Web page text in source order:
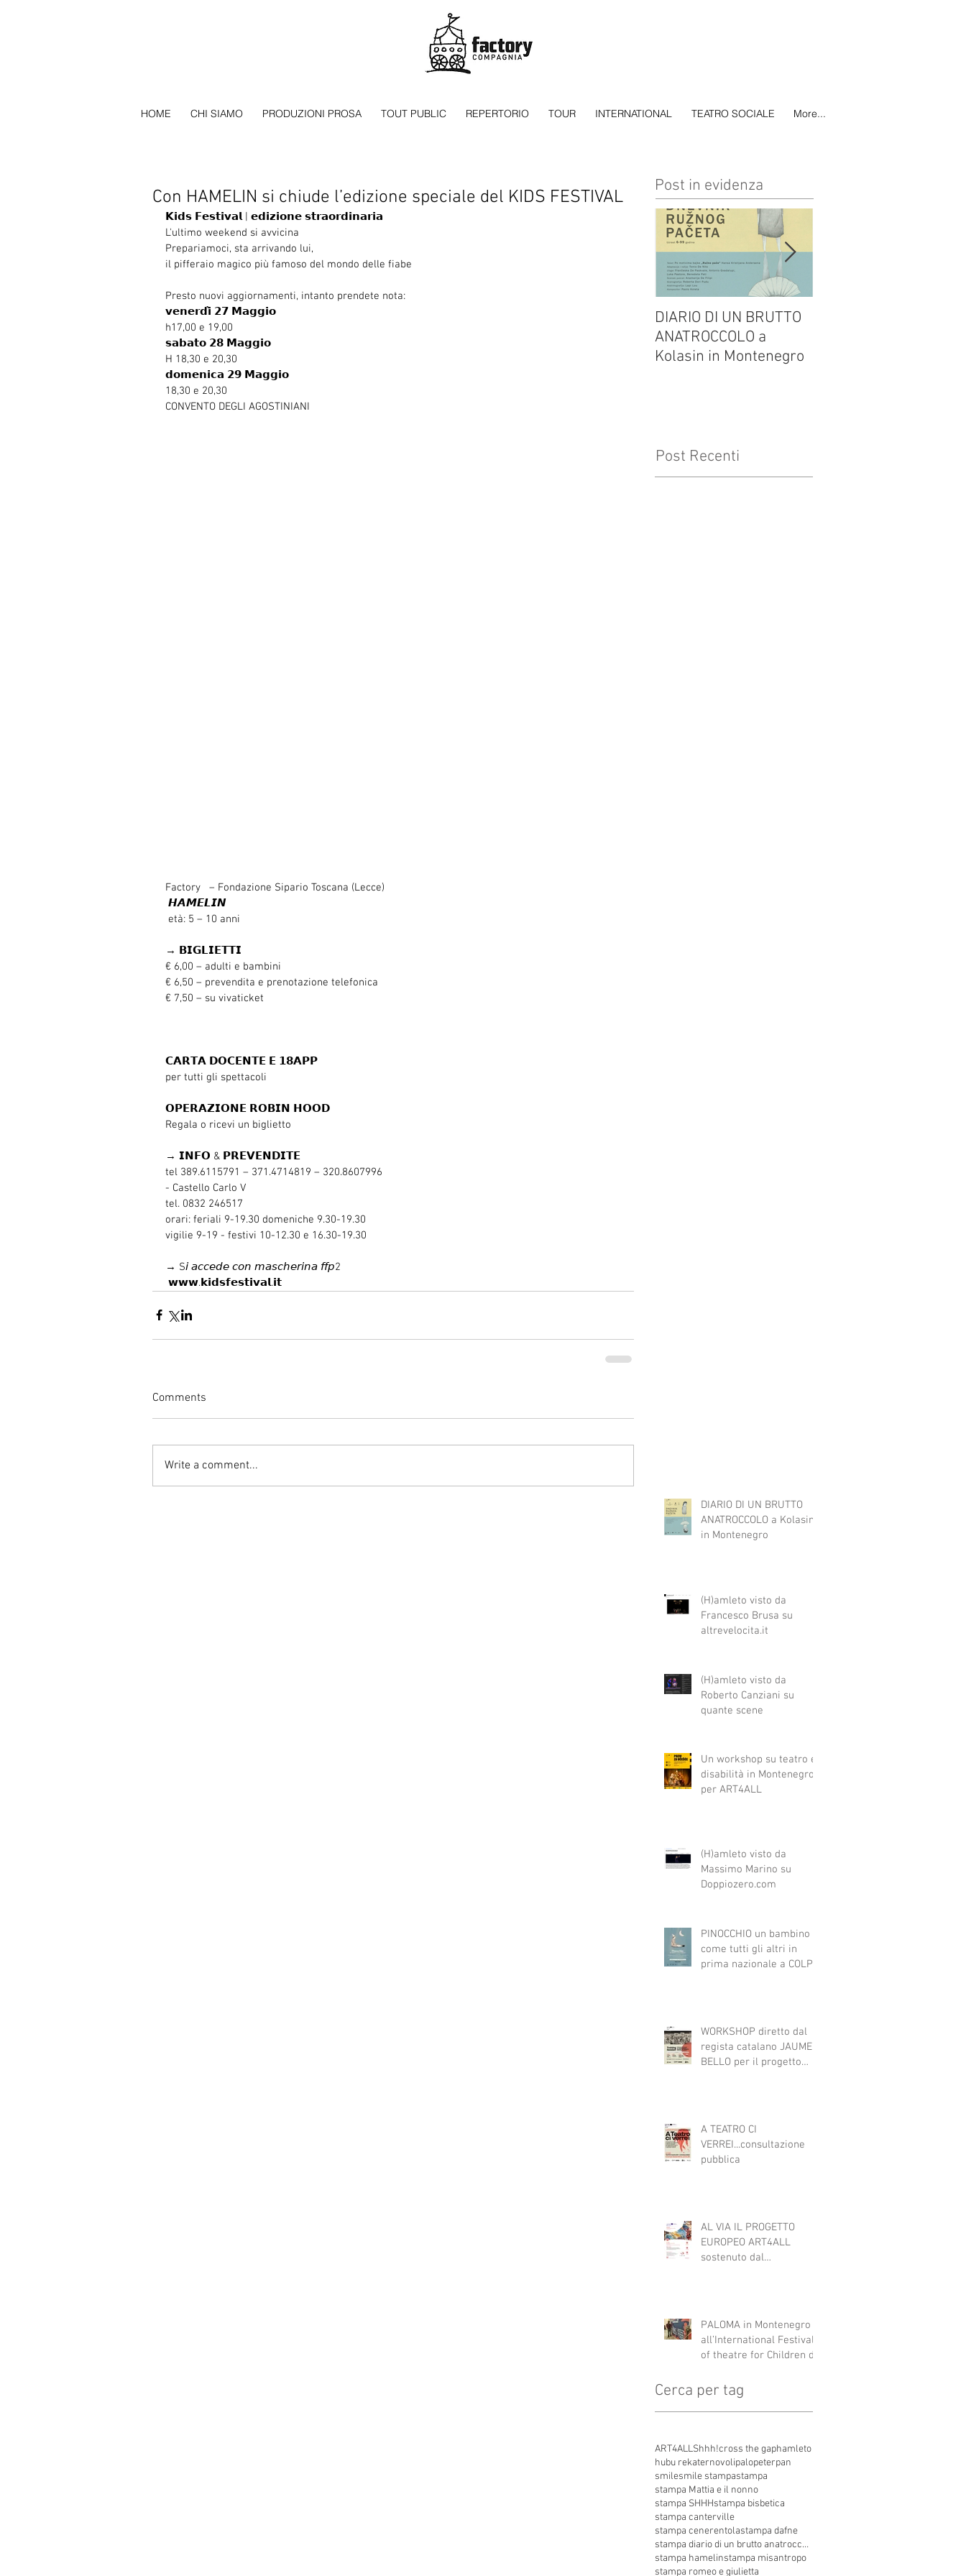
HOME CHI SIAMO PRODUZIONI PROSA TOUT PUBLIC REPERTORIO TOUR INTERNATIONAL TEATRO SOCIALE More...
Con HAMELIN si chiude l’edizione speciale del KIDS FESTIVAL
𝗞𝗶𝗱𝘀 𝗙𝗲𝘀𝘁𝗶𝘃𝗮𝗹 | 𝗲𝗱𝗶𝘇𝗶𝗼𝗻𝗲 𝘀𝘁𝗿𝗮𝗼𝗿𝗱𝗶𝗻𝗮𝗿𝗶𝗮
L'ultimo weekend si avvicina
Prepariamoci, sta arrivando lui,
il pifferaio magico più famoso del mondo delle fiabe
Presto nuovi aggiornamenti, intanto prendete nota:
𝘃𝗲𝗻𝗲𝗿𝗱𝗶̀ 𝟮𝟳 𝗠𝗮𝗴𝗴𝗶𝗼
h17,00 e 19,00
𝘀𝗮𝗯𝗮𝘁𝗼 𝟮𝟴 𝗠𝗮𝗴𝗴𝗶𝗼
H 18,30 e 20,30
𝗱𝗼𝗺𝗲𝗻𝗶𝗰𝗮 𝟮𝟵 𝗠𝗮𝗴𝗴𝗶𝗼
18,30 e 20,30
CONVENTO DEGLI AGOSTINIANI
Factory   – Fondazione Sipario Toscana (Lecce)
𝙃𝘼𝙈𝙀𝙇𝙄𝙉
età: 5 – 10 anni
→ 𝗕𝗜𝗚𝗟𝗜𝗘𝗧𝗧𝗜
€ 6,00 – adulti e bambini
€ 6,50 – prevendita e prenotazione telefonica
€ 7,50 – su vivaticket
𝗖𝗔𝗥𝗧𝗔 𝗗𝗢𝗖𝗘𝗡𝗧𝗘 𝗘 𝟭𝟴𝗔𝗣𝗣
per tutti gli spettacoli
𝗢𝗣𝗘𝗥𝗔𝗭𝗜𝗢𝗡𝗘 𝗥𝗢𝗕𝗜𝗡 𝗛𝗢𝗢𝗗
Regala o ricevi un biglietto
→ 𝗜𝗡𝗙𝗢 & 𝗣𝗥𝗘𝗩𝗘𝗡𝗗𝗜𝗧𝗘
tel 389.6115791 – 371.4714819 – 320.8607996
- Castello Carlo V
tel. 0832 246517
orari: feriali 9-19.30 domeniche 9.30-19.30
vigilie 9-19 - festivi 10-12.30 e 16.30-19.30
→ S𝘪 𝘢𝘤𝘤𝘦𝘥𝘦 𝘤𝘰𝘯 𝘮𝘢𝘴𝘤𝘩𝘦𝘳𝘪𝘯𝘢 𝘧𝘧𝘱2
𝘄𝘄𝘄.𝗸𝗶𝗱𝘀𝗳𝗲𝘀𝘁𝗶𝘃𝗮𝗹.𝗶𝘁
Comments
Write a comment...
Post in evidenza
DIARIO DI UN BRUTTO
ANATROCCOLO a
Kolasin in Montenegro
Post Recenti
DIARIO DI UN BRUTTO
ANATROCCOLO a Kolasin
in Montenegro
(H)amleto visto da
Francesco Brusa su
altrevelocita.it
(H)amleto visto da
Roberto Canziani su
quante scene
Un workshop su teatro e
disabilità in Montenegro
per ART4ALL
(H)amleto visto da
Massimo Marino su
Doppiozero.com
PINOCCHIO un bambino
come tutti gli altri in
prima nazionale a COLPI
WORKSHOP diretto dal
regista catalano JAUME
BELLO per il progetto
nelle attività teatrali
A TEATRO CI
VERREI...consultazione
pubblica
AL VIA IL PROGETTO
EUROPEO ART4ALL
sostenuto dal
Montenegro.
PALOMA in Montenegro
all’International Festival
of theatre for Children di
Cerca per tag
ART4ALLShhh!cross the gaphamleto
hubu rekaternovolipalopeterpan
smilesmile stampastampa
stampa Mattia e il nonno
stampa SHHHstampa bisbetica
stampa canterville
stampa cenerentolastampa dafne
stampa diario di un brutto anatroccolo
stampa hamelinstampa misantropo
stampa romeo e giulietta